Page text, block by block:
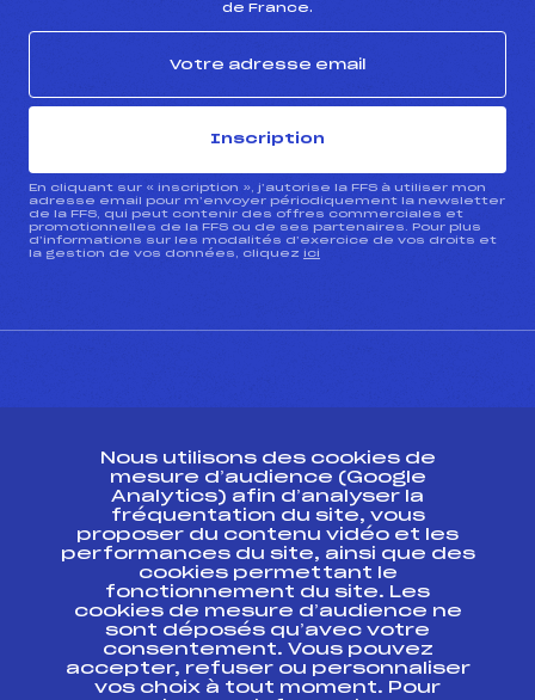
de France.
Inscription
En cliquant sur « inscription », j’autorise la FFS à utiliser mon
adresse email pour m’envoyer périodiquement la newsletter
de la FFS, qui peut contenir des offres commerciales et
promotionnelles de la FFS ou de ses partenaires. Pour plus
d’informations sur les modalités d’exercice de vos droits et
la gestion de vos données, cliquez ici
ESPACE PRESSE
Ressources
Pass’Neige
Projet sportif fédéral
Projet de performance fédéral
Antidopage
Pôle Développement, Formation, Suivi
Scientifique
Nous utilisons des cookies de
mesure d’audience (Google
Analytics) afin d’analyser la
fréquentation du site, vous
proposer du contenu vidéo et les
performances du site, ainsi que des
cookies permettant le
fonctionnement du site. Les
cookies de mesure d’audience ne
sont déposés qu’avec votre
consentement. Vous pouvez
accepter, refuser ou personnaliser
vos choix à tout moment. Pour